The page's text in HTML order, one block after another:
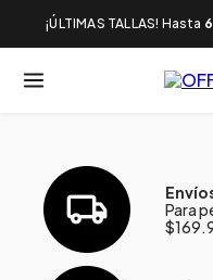
¡ÚLTIMAS TALLAS! Hasta
Para